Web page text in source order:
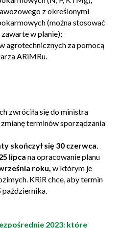
z określonymi
(można stosować
w planie);
agrotechnicznych za pomocą
ARiMRu.
zwróciła się do ministra
terminów sporządzania
skończył się 30 czerwca.
lipca na opracowanie planu
roku, w którym je
KRiR chce, aby termin
października.
2023: które